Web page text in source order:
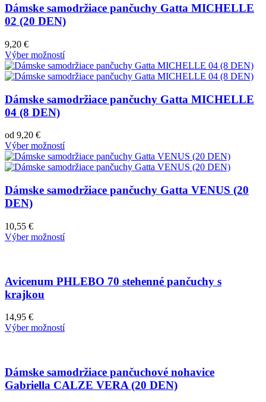
Dámske samodržiace pančuchy Gatta MICHELLE
02 (20 DEN)
9,20 €
Výber možností
Dámske samodržiace pančuchy Gatta MICHELLE
04 (8 DEN)
od 9,20 €
Výber možností
Dámske samodržiace pančuchy Gatta VENUS (20
DEN)
10,55 €
Výber možností
Avicenum PHLEBO 70 stehenné pančuchy s
krajkou
14,95 €
Výber možností
Dámske samodržiace pančuchové nohavice
Gabriella CALZE VERA (20 DEN)